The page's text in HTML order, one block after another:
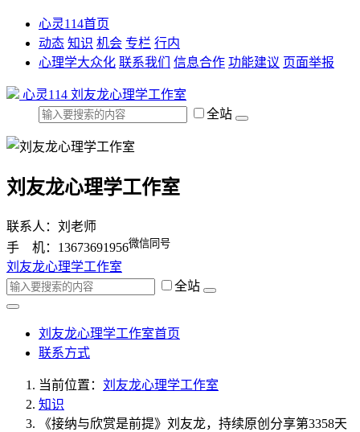
心灵114首页
动态 知识 机会 专栏 行内
心理学大众化 联系我们 信息合作 功能建议 页面举报
心灵114 刘友龙心理学工作室
全站
刘友龙心理学工作室
联系人：刘老师
手 机：13673691956微信同号
刘友龙心理学工作室
全站
刘友龙心理学工作室首页
联系方式
当前位置： 刘友龙心理学工作室
知识
《接纳与欣赏是前提》刘友龙，持续原创分享第3358天